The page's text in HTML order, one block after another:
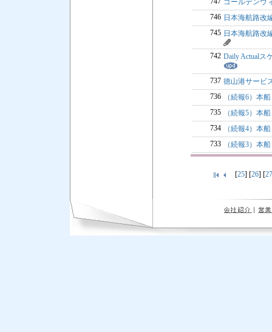
ゴールデンウ
746 日本海航路改
745 日本海航路改
742 Daily Actualス
737 徳山港サービ
736
（続報6）本
735
（続報5）本
734
（続報4）本
733
（続報3）本
[25] [26] [27